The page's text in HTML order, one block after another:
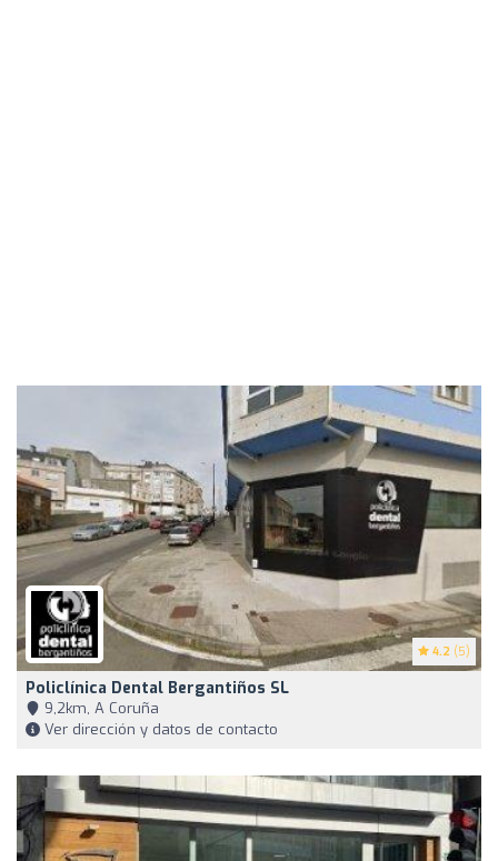
4.2 (5)
Policlínica Dental Bergantiños SL
9,2km, A Coruña
Ver dirección y datos de contacto